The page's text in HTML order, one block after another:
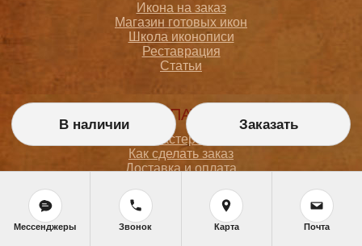
Икона на заказ
Магазин готовых икон
Школа иконописи
Реставрация
Статьи
ПОКУПАТЕЛЮ
О мастерской
Как сделать заказ
Доставка и оплата
Согласие на обработку персональных данных
Политика обработки персональных данных
Задать вопрос
В наличии Заказать
Мессенджеры Звонок Карта Почта